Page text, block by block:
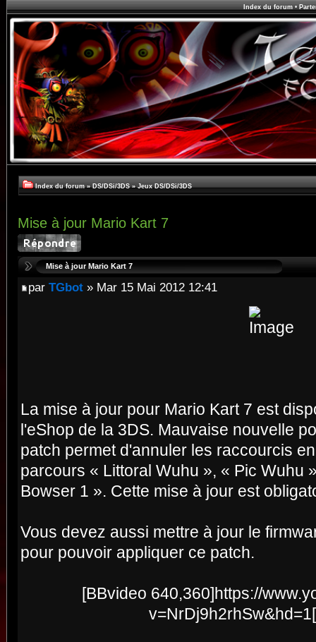
Index du forum•
Index du forum » DS/DSi/3DS » Jeux DS/DSi/3DS
Mise à jour Mario Kart 7
Mise à jour Mario Kart 7
par TGbot » Mar 15 Mai 2012 12:41
La mise à jour pour Mario Kart 7 est
l'eShop de la 3DS. Mauvaise nouvelle
patch permet d'annuler les raccourcis
parcours « Littoral Wuhu », « Pic Wuhu
Bowser 1 ». Cette mise à jour est
Vous devez aussi mettre à jour le
pour pouvoir appliquer ce patch.
[BBvideo 640,360]https://